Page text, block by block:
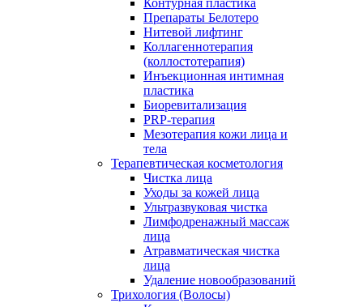
Контурная пластика
Препараты Белотеро
Нитевой лифтинг
Коллагеннотерапия
(коллостотерапия)
Инъекционная интимная
пластика
Биоревитализация
PRP-терапия
Мезотерапия кожи лица и
тела
Терапевтическая косметология
Чистка лица
Уходы за кожей лица
Ультразвуковая чистка
Лимфодренажный массаж
лица
Атравматическая чистка
лица
Удаление новообразований
Трихология (Волосы)